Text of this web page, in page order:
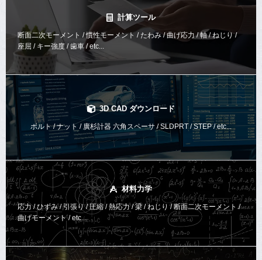
計算ツール
断面二次モーメント / 慣性モーメント / たわみ / 曲げ応力 / 軸 / ねじり /
座屈 / キー強度 / 歯車 / etc...
3D CAD ダウンロード
ボルト / ナット / 廣杉計器 六角スペーサ / SLDPRT / STEP / etc...
材料力学
応力 / ひずみ / 引張り / 圧縮 / 熱応力 / 梁 / ねじり / 断面二次モーメント /
曲げモーメント /etc...